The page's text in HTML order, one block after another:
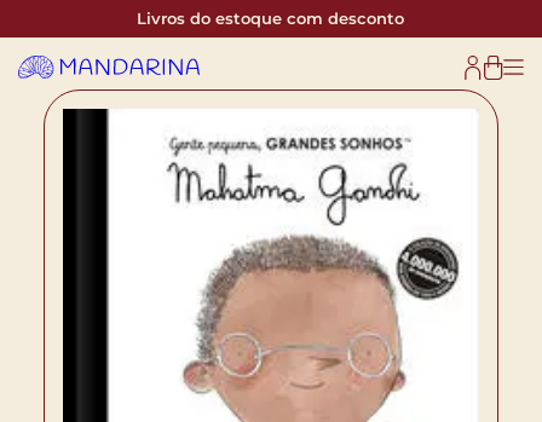
Livros do estoque com desconto